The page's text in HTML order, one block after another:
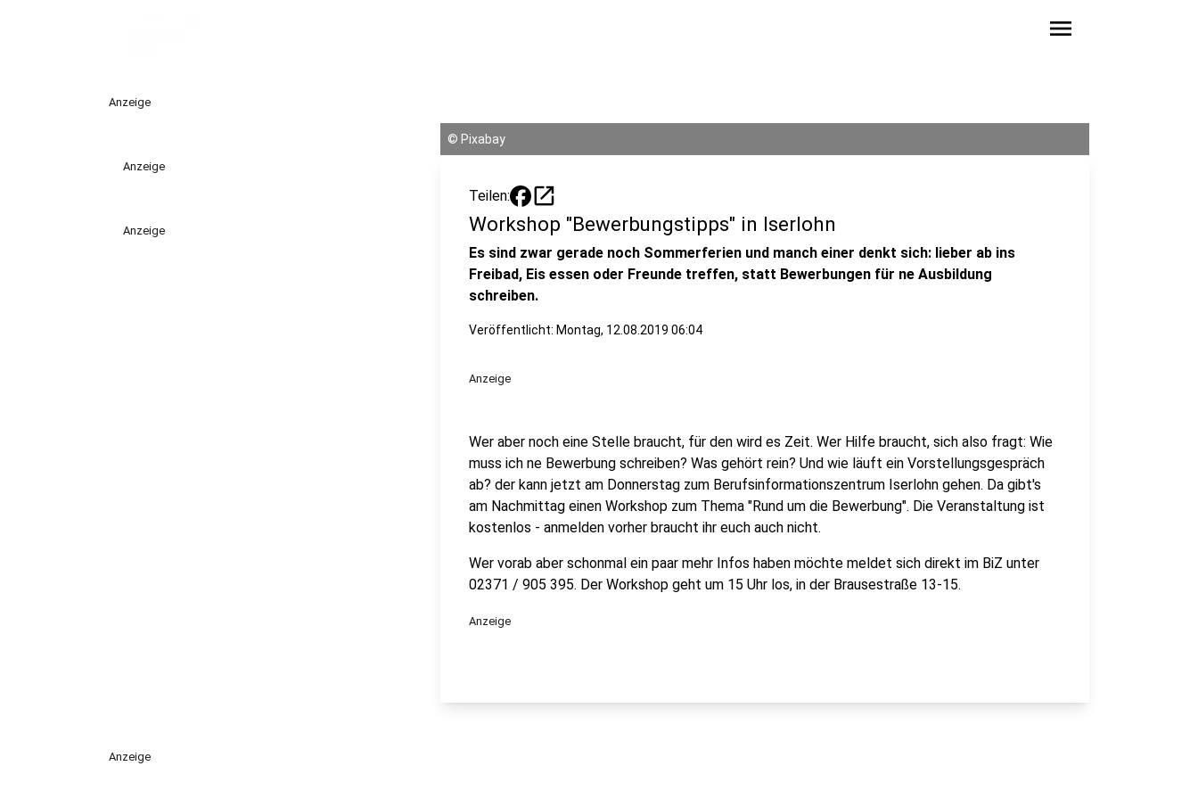
menu
Anzeige
Anzeige
Anzeige
© Pixabay
Teilen: open_in_new
Workshop "Bewerbungstipps" in Iserlohn
Es sind zwar gerade noch Sommerferien und manch einer denkt sich: lieber ab ins
Freibad, Eis essen oder Freunde treffen, statt Bewerbungen für ne Ausbildung
schreiben.
Veröffentlicht: Montag, 12.08.2019 06:04
Anzeige
Wer aber noch eine Stelle braucht, für den wird es Zeit. Wer Hilfe braucht, sich also fragt: Wie
muss ich ne Bewerbung schreiben? Was gehört rein? Und wie läuft ein Vorstellungsgespräch
ab? der kann jetzt am Donnerstag zum Berufsinformationszentrum Iserlohn gehen. Da gibt's
am Nachmittag einen Workshop zum Thema "Rund um die Bewerbung". Die Veranstaltung ist
kostenlos - anmelden vorher braucht ihr euch auch nicht.
Wer vorab aber schonmal ein paar mehr Infos haben möchte meldet sich direkt im BiZ unter
02371 / 905 395. Der Workshop geht um 15 Uhr los, in der Brausestraße 13-15.
Anzeige
Anzeige